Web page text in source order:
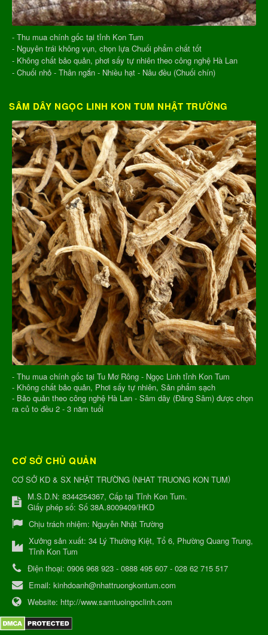
- Thu mua chính gốc tại tỉnh Kon Tum
- Nguyên trái không vụn, chọn lựa Chuối phẩm chất tốt
- Không chất bảo quản, phơi sấy tự nhiên theo công nghệ Hà Lan
- Chuối nhỏ - Thân ngắn - Nhiều hạt - Nâu đều (Chuối chín)
SÂM DÂY NGỌC LINH KON TUM NHẬT TRƯỜNG
- Thu mua chính gốc tại Tu Mơ Rông - Ngọc Linh tỉnh Kon Tum
- Không chất bảo quản, Phơi sấy tự nhiên, Sản phẩm sạch
- Bảo quản theo công nghệ Hà Lan - Sâm dây (Đảng Sâm) được chọn
ra củ to đều 2 - 3 năm tuổi
CƠ SỞ CHỦ QUẢN
CƠ SỞ KD & SX NHẬT TRƯỜNG (NHAT TRUONG KON TUM)
M.S.D.N: 8344254367, Cấp tại Tỉnh Kon Tum.
Giấy phép số: Số 38A.8009409/HKD
Chịu trách nhiệm: Nguyễn Nhật Trường
Xưởng sản xuất: 34 Lý Thường Kiệt, Tổ 6, Phường Quang Trung,
Tỉnh Kon Tum
Điện thoại: 0906 968 923 - 0888 495 607 - 028 62 715 517
Email: kinhdoanh@nhattruongkontum.com
Website: http://www.samtuoingoclinh.com